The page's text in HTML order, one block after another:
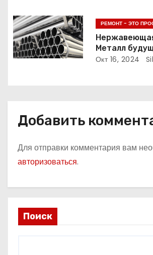
с
я
РЕМОНТ - ЭТО
Металл
Окт 16, 2024
Добавить
Для отправки комментария вам
авторизоваться.
Поиск